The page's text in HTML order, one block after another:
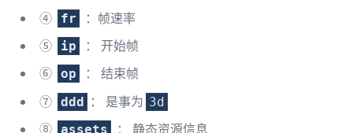
④
fr
：帧速率
⑤
ip
： 开始帧
⑥ op
： 结束帧
⑦ ddd ： 是事为 3d
⑧ assets ： 静态资源信息